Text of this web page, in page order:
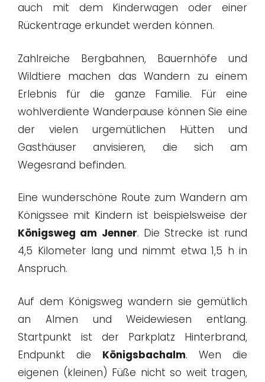
auch mit dem Kinderwagen oder einer
Rückentrage erkundet werden können.
Zahlreiche Bergbahnen, Bauernhöfe und
Wildtiere machen das Wandern zu einem
Erlebnis für die ganze Familie. Für eine
wohlverdiente Wanderpause können Sie eine
der vielen urgemütlichen Hütten und
Gasthäuser anvisieren, die sich am
Wegesrand befinden.
Eine wunderschöne Route zum Wandern am
Königssee mit Kindern ist beispielsweise der
Königsweg am Jenner. Die Strecke ist rund
4,5 Kilometer lang und nimmt etwa 1,5 h in
Anspruch.
Auf dem Königsweg wandern sie gemütlich
an Almen und Weidewiesen entlang.
Startpunkt ist der Parkplatz Hinterbrand,
Endpunkt die Königsbachalm. Wen die
eigenen (kleinen) Füße nicht so weit tragen,